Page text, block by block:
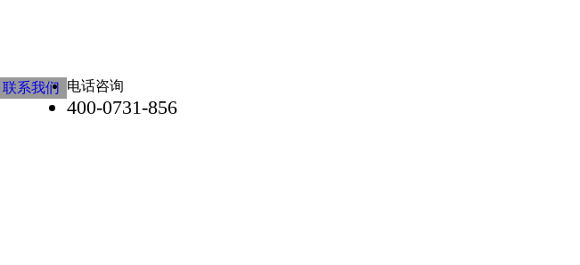
联系我们 电话咨询
400-0731-856